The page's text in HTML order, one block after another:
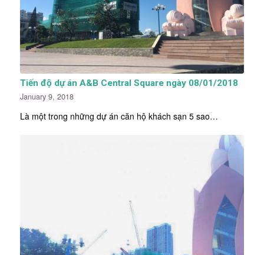
Tiến độ dự án A&B Central Square ngày 08/01/2018
January 9, 2018
Là một trong những dự án căn hộ khách sạn 5 sao…